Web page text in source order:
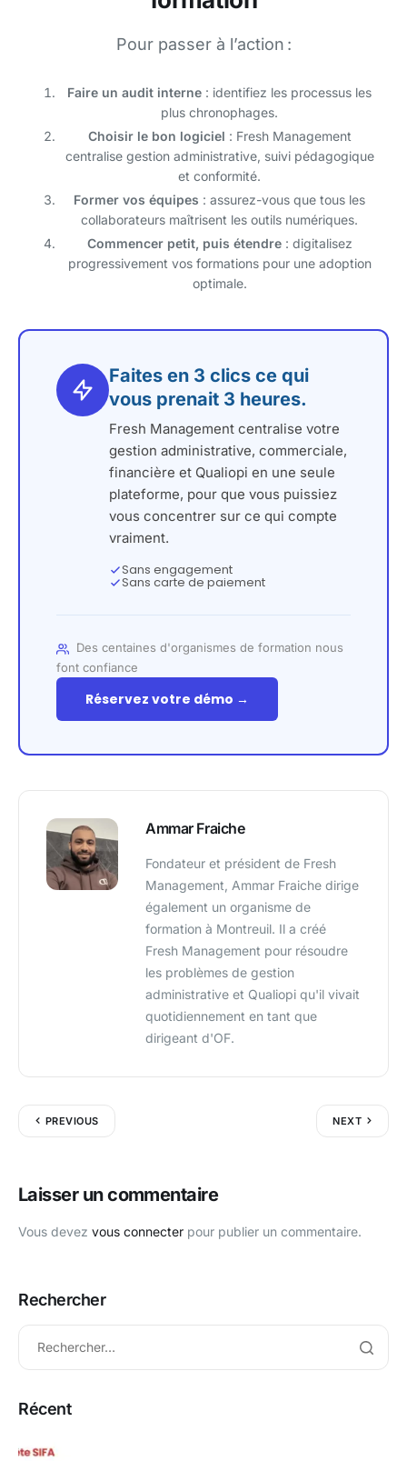
Pour passer à l’action :
Faire un audit interne : identifiez les processus les
plus chronophages.
Choisir le bon logiciel : Fresh Management
centralise gestion administrative, suivi pédagogique
et conformité.
Former vos équipes : assurez-vous que tous les
collaborateurs maîtrisent les outils numériques.
Commencer petit, puis étendre: digitalisez
progressivement vos formations pour une adoption
optimale.
Faites en 3 clics ce qui
vous prenait 3 heures.
Fresh Management centralise votre
gestion administrative, commerciale,
financière et Qualiopi en une seule
plateforme, pour que vous puissiez
vous concentrer sur ce qui compte
vraiment.
Sans engagement
Sans carte de paiement
Des centaines d'organismes de formation nous
font confiance
Réservez votre démo →
Ammar Fraiche
Fondateur et président de Fresh
Management, Ammar Fraiche dirige
également un organisme de
formation à Montreuil. Il a créé
Fresh Management pour résoudre
les problèmes de gestion
administrative et Qualiopi qu'il vivait
quotidiennement en tant que
dirigeant d'OF.
PREVIOUS NEXT
Laisser un commentaire
Vous devez vous connecter pour publier un commentaire.
Rechercher
Récent